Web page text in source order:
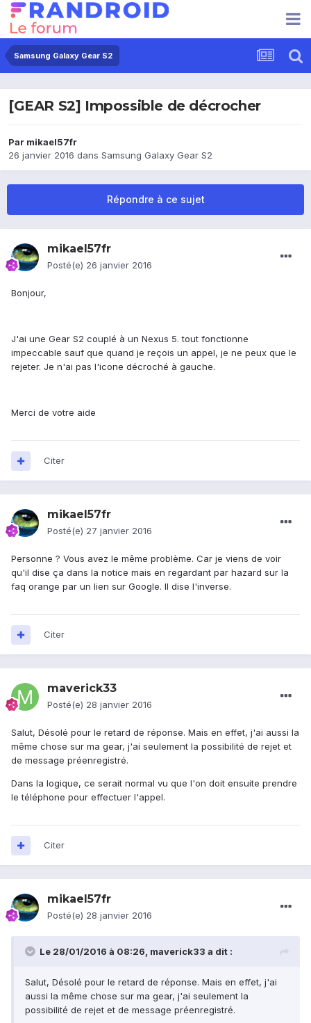
Samsung Galaxy Gear S2
[GEAR S2] Impossible de décrocher
Par mikael57fr
26 janvier 2016 dans Samsung Galaxy Gear S2
Répondre à ce sujet
mikael57fr
Posté(e) 26 janvier 2016
Bonjour,
J'ai une Gear S2 couplé à un Nexus 5. tout fonctionne
impeccable sauf que quand je reçois un appel, je ne peux que le
rejeter. Je n'ai pas l'icone décroché à gauche.
Merci de votre aide
Citer
mikael57fr
Posté(e) 27 janvier 2016
Personne ? Vous avez le même problème. Car je viens de voir
qu'il dise ça dans la notice mais en regardant par hazard sur la
faq orange par un lien sur Google. Il dise l'inverse.
Citer
maverick33
Posté(e) 28 janvier 2016
Salut, Désolé pour le retard de réponse. Mais en effet, j'ai aussi la
même chose sur ma gear, j'ai seulement la possibilité de rejet et
de message préenregistré.
Dans la logique, ce serait normal vu que l'on doit ensuite prendre
le téléphone pour effectuer l'appel.
Citer
mikael57fr
Posté(e) 28 janvier 2016
Le 28/01/2016 à 08:26, maverick33 a dit :
Salut, Désolé pour le retard de réponse. Mais en effet, j'ai
aussi la même chose sur ma gear, j'ai seulement la
possibilité de rejet et de message préenregistré.